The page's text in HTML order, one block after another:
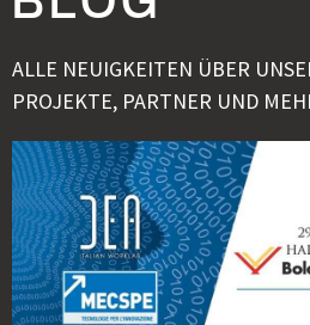
ALLE NEUIGKEITEN ÜBER
PROJEKTE, PARTNER UND